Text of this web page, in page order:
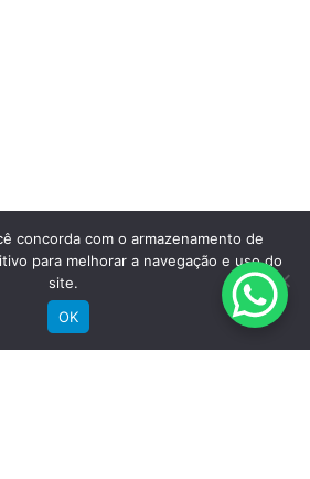
POR E-MAIL
concorda com o armazenamento de
para melhorar a navegação e uso do
site.
OK